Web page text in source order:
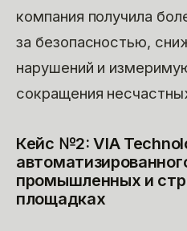
компания получила
за безопасностью,
нарушений и
сокращения
Кейс №2: VIA
промышленных и
площадках